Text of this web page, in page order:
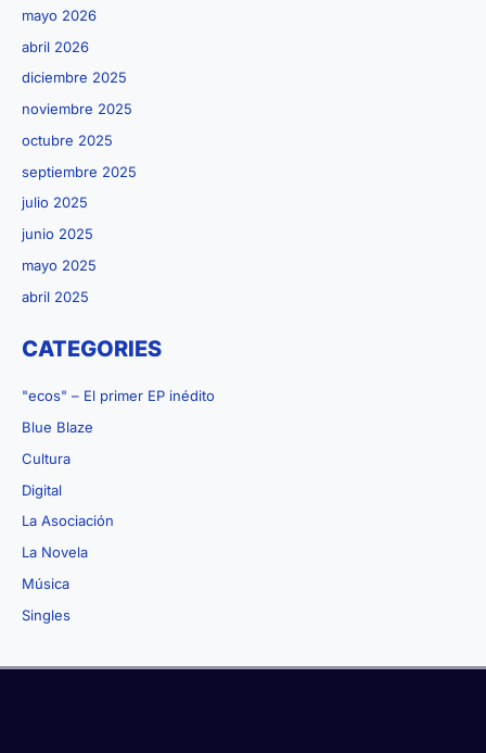
mayo 2026
abril 2026
diciembre 2025
noviembre 2025
octubre 2025
septiembre 2025
julio 2025
junio 2025
mayo 2025
abril 2025
CATEGORIES
"ecos" – El primer EP inédito
Blue Blaze
Cultura
Digital
La Asociación
La Novela
Música
Singles